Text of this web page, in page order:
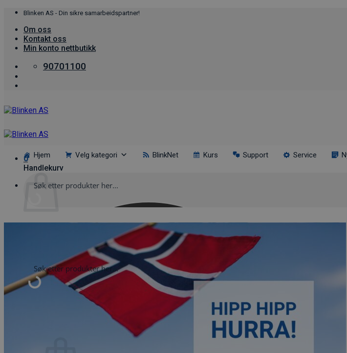
Skip
content
Blinken AS - Din sikre samarbeidspartner!
Om oss
Kontakt oss
Min konto nettbutikk
90701100
0
Handlekurv
Du har ingen produkter i handlekurven.
Hjem Velg kategori BlinkNet Kurs Support Service